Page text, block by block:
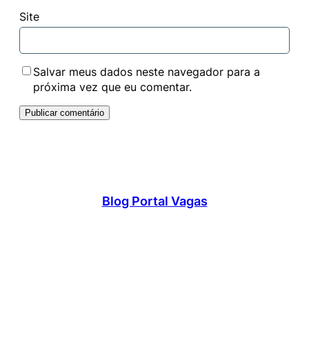
Site
Salvar meus dados neste navegador para a
próxima vez que eu comentar.
Blog Portal Vagas